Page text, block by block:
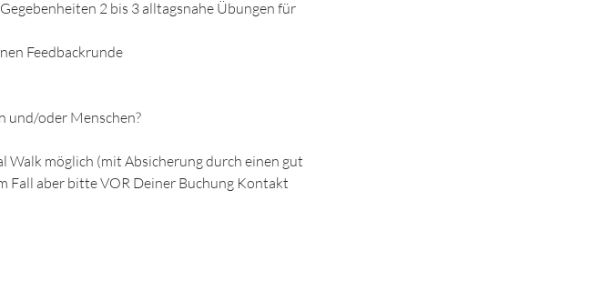
2 bis 3 alltagsnahe Übungen für
Feedbackrunde
und/oder Menschen?
Walk möglich (mit Absicherung durch einen gut
Fall aber bitte VOR Deiner Buchung Kontakt